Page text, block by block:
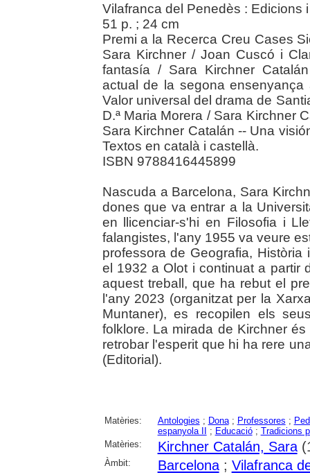
Vilafranca del Penedès : Edicions
51 p. ; 24 cm
Premi a la Recerca Creu Cases
Sara Kirchner / Joan Cuscó i
fantasía / Sara Kirchner
actual de la segona
Valor universal del drama de
D.ª Maria Morera / Sara Kirchner
Sara Kirchner Catalán -- Una
Textos en català i castellà.
ISBN 9788416445899
Nascuda a Barcelona, Sara
dones que va entrar a la
en llicenciar-s'hi en Filosofia i
falangistes, l'any 1955 va veure
professora de Geografia,
el 1932 a Olot i continuat a partir
aquest treball, que ha rebut el
l'any 2023 (organitzat per la
Muntaner), es recopilen els
folklore. La mirada de Kirchner
retrobar l'esperit que hi ha rere
(Editorial).
Matèries: Antologies ; Dona; Professores ;
espanyola II
; Educació; Tradicions
Matèries:
Kirchner Catalán, Sara
Àmbit: Barcelona; Vilafranca